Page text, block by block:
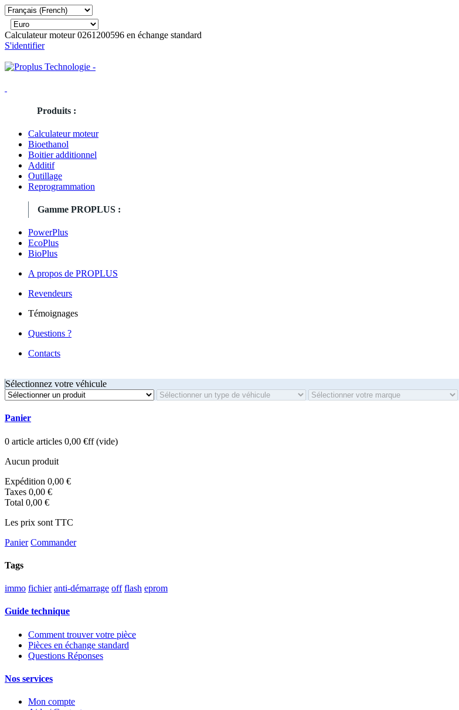
Calculateur moteur 0261200596 en échange standard
S'identifier
Produits :
Calculateur moteur
Bioethanol
Boitier additionnel
Additif
Outillage
Reprogrammation
Gamme PROPLUS :
PowerPlus
EcoPlus
BioPlus
A propos de PROPLUS
Revendeurs
Témoignages
Questions ?
Contacts
Sélectionnez votre véhicule
Panier
0 article articles 0,00 €ff (vide)
Aucun produit
Expédition 0,00 €
Taxes 0,00 €
Total 0,00 €
Les prix sont TTC
Panier Commander
Tags
immo fichier anti-démarrage off flash eprom
Guide technique
Comment trouver votre pièce
Pièces en échange standard
Questions Réponses
Nos services
Mon compte